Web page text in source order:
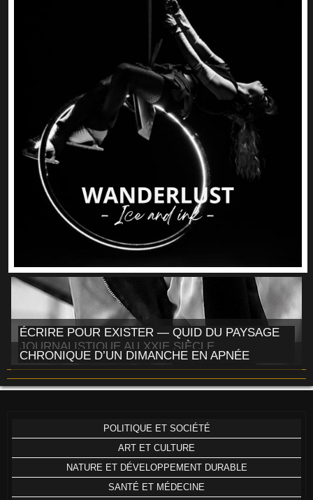
ÉCRIRE POUR EXISTER — QUID DU PAYSAGE
JOURNALISTIQUE AU XXIE SIÈCLE
CHRONIQUE D’UN DIMANCHE EN APNÉE
POLITIQUE ET SOCIÉTÉ
ART ET CULTURE
NATURE ET DÉVELOPPEMENT DURABLE
SANTÉ ET MÉDECINE